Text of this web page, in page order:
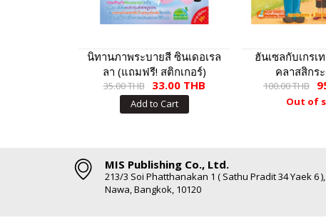
นิทานภาพระบายสี ซินเดอเรล
ลา (แถมฟรี! สติกเกอร์)
35.00 THB 33.00 THB
Add to Cart
ฮันเซลกับเกร
คลาสสิกร
100.00 THB
Out of
MIS Publishing Co., Ltd.
213/3 Soi Phatthanakan 1 ( Sathu Pradit 34 Yaek 6
Nawa, Bangkok, 10120